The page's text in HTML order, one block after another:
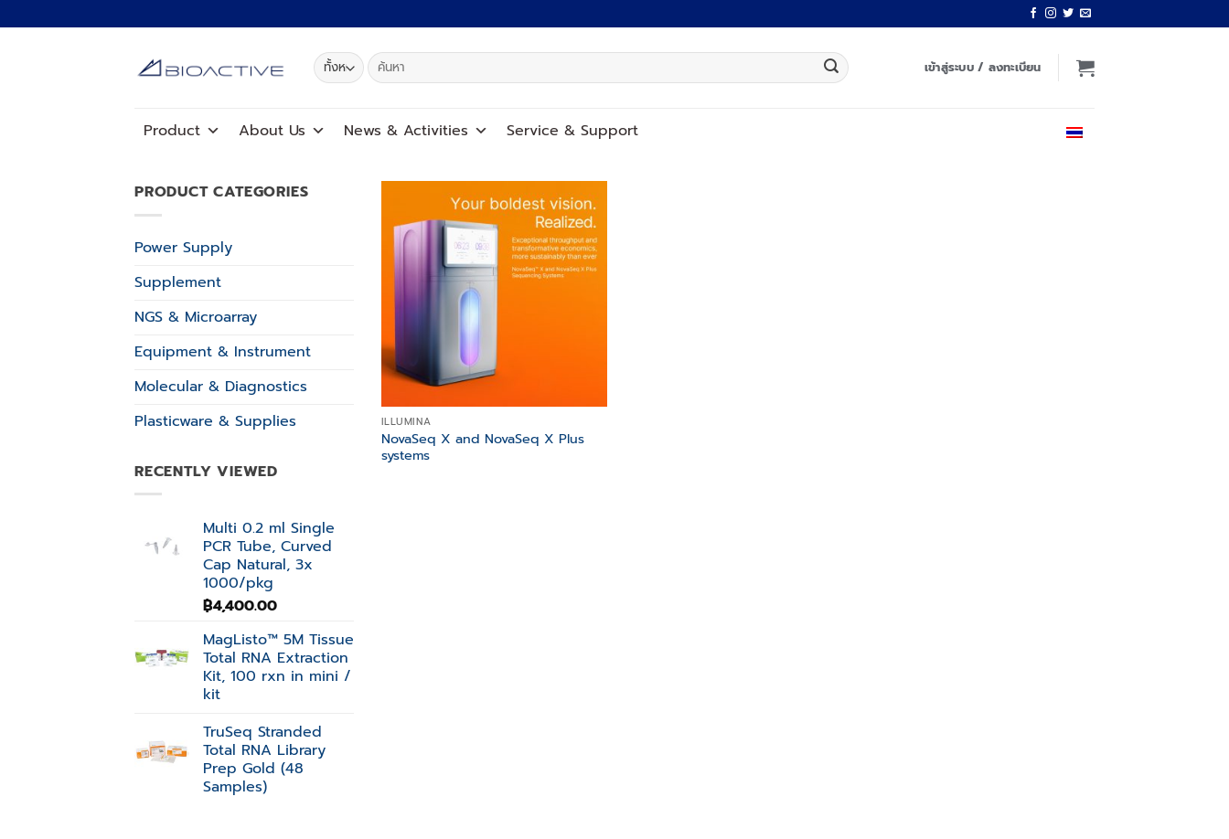
ไป
ค้นหา: เข้าสู่ระบบ / ลงทะเบียน
Product About Us News & Activities Service & Support
PRODUCT CATEGORIES
Power Supply
Supplement
NGS & Microarray
Equipment & Instrument
Molecular & Diagnostics
Plasticware & Supplies
RECENTLY VIEWED
Multi 0.2 ml Single
PCR Tube, Curved
Cap Natural, 3x
1000/pkg
฿4,400.00
MagListo™ 5M Tissue
Total RNA Extraction
Kit, 100 rxn in mini /
kit
TruSeq Stranded
Total RNA Library
Prep Gold (48
Samples)
Add to
wishlist
ILLUMINA
NovaSeq X and NovaSeq X Plus
systems